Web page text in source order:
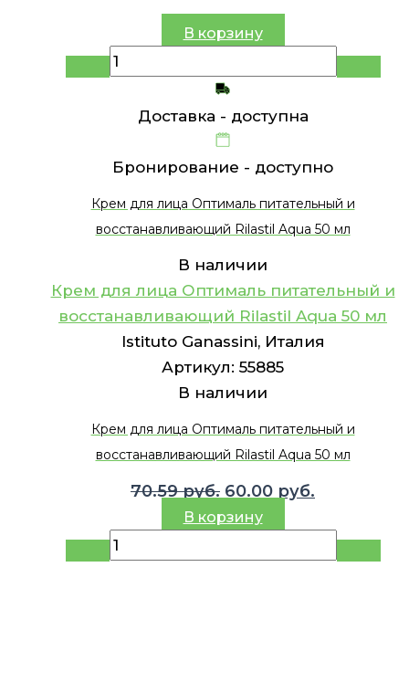
В корзину
Доставка - доступна
Бронирование - доступно
Крем для лица Оптималь питательный и
восстанавливающий Rilastil Aqua 50 мл
В наличии
Крем для лица Оптималь питательный и
восстанавливающий Rilastil Aqua 50 мл
Istituto Ganassini, Италия
Артикул: 55885
В наличии
Крем для лица Оптималь питательный и
восстанавливающий Rilastil Aqua 50 мл
70.59руб. Первоначальная
цена
70.59 руб..
60.00 руб.
60.00 руб..
В корзину